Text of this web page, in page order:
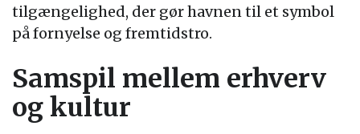
tilgængelighed, der gør havnen til et symbol
på fornyelse og fremtidstro.
Samspil mellem erhverv
og kultur